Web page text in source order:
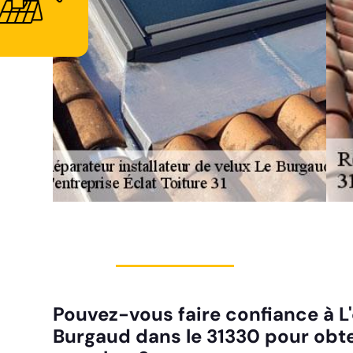
Pouvez-vous faire confiance à
Burgaud dans le 31330 pour